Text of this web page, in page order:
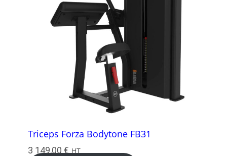
Triceps Forza Bodytone FB31
3 149,00 € HT